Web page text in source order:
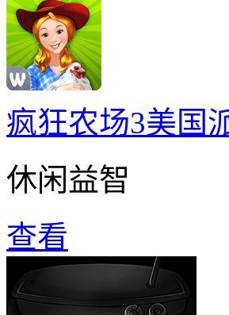
疯狂农场3美国
休闲益智
查看